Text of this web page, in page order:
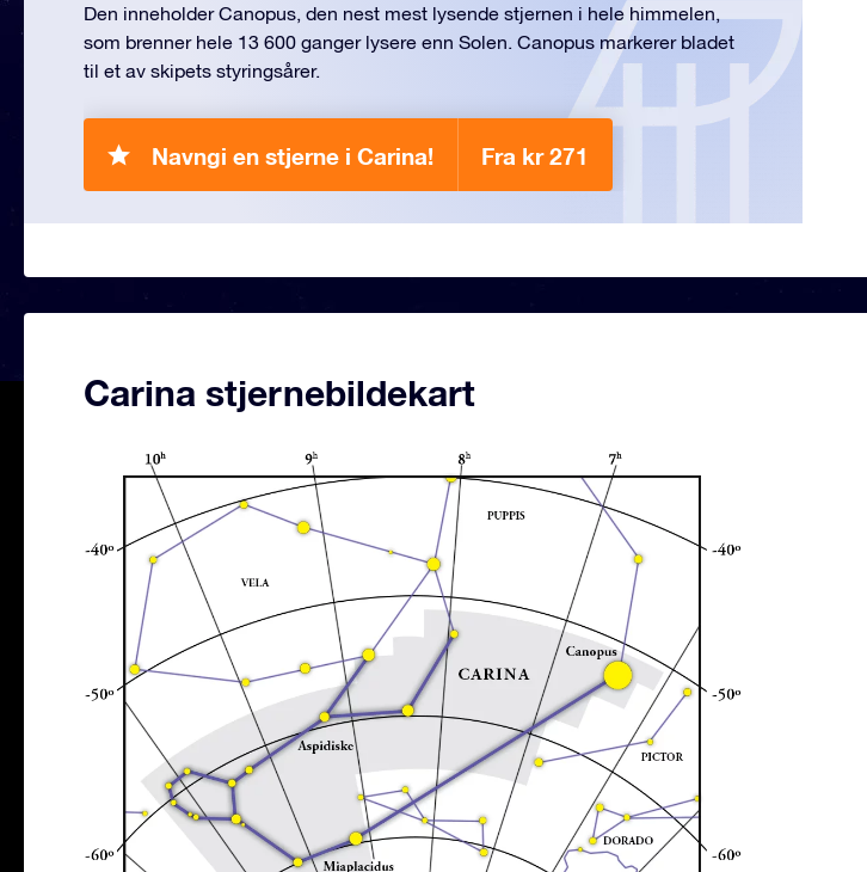
Den inneholder Canopus, den nest mest lysende stjernen i hele himmelen,
som brenner hele 13 600 ganger lysere enn Solen. Canopus markerer bladet
til et av skipets styringsårer.
Navngi en stjerne i Carina! Fra kr 271
Carina stjernebildekart